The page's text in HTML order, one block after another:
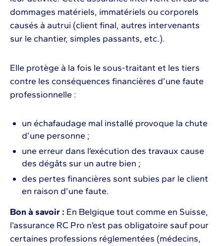
dommages matériels, immatériels ou corporels
causés à autrui (client final, autres intervenants
sur le chantier, simples passants, etc.).
Elle protège à la fois le sous-traitant et les tiers
contre les conséquences financières d’une faute
professionnelle :
un échafaudage mal installé provoque la chute
d’une personne ;
une erreur dans l’exécution des travaux cause
des dégâts sur un autre bien ;
des pertes financières sont subies par le client
en raison d’une faute.
Bon à savoir : En Belgique tout comme en Suisse,
l’assurance RC Pro n’est pas obligatoire sauf pour
certaines professions réglementées (médecins,